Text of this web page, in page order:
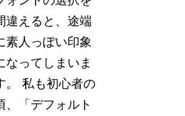
違えると、途端
素人っぽい印象
なってしまいま
。 私も初心者の
、「デフォルト